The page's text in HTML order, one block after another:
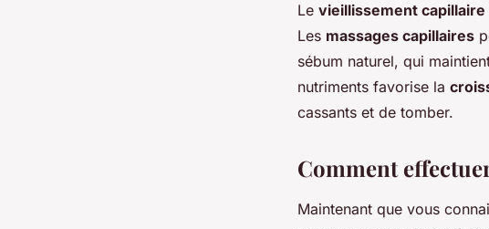
Le vieillissement capillaire
Les massages capillaires
sébum naturel, qui
nutriments favorise la
cassants et de tomber.
Comment
Maintenant que vous